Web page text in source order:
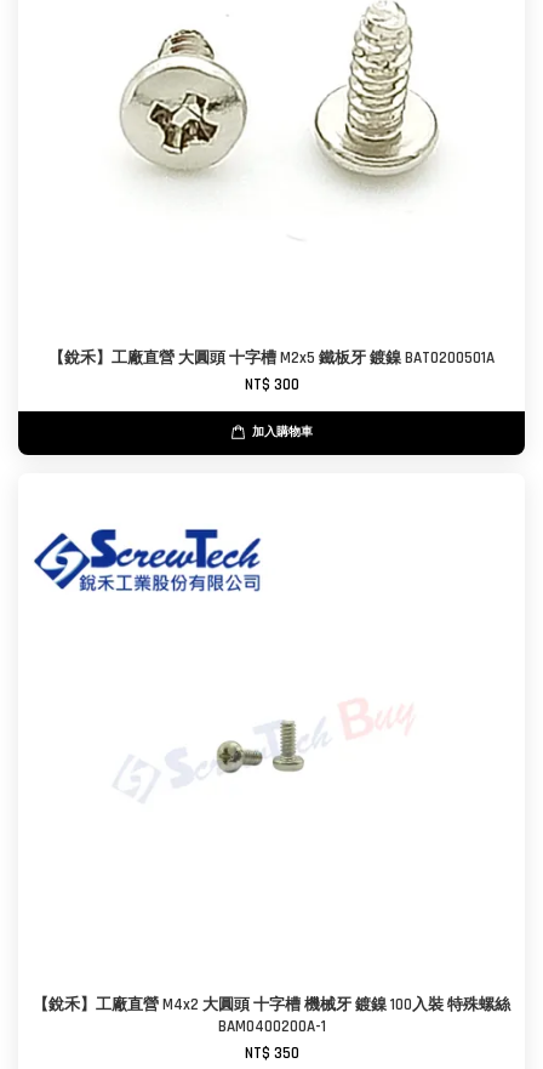
【銳禾】工廠直營 大圓頭 十字槽 M2x5 鐵板牙 鍍鎳 BAT0200501A
NT$ 300
加入購物車
【銳禾】工廠直營 M4x2 大圓頭 十字槽 機械牙 鍍鎳 100入裝 特殊螺絲
BAM0400200A-1
NT$ 350